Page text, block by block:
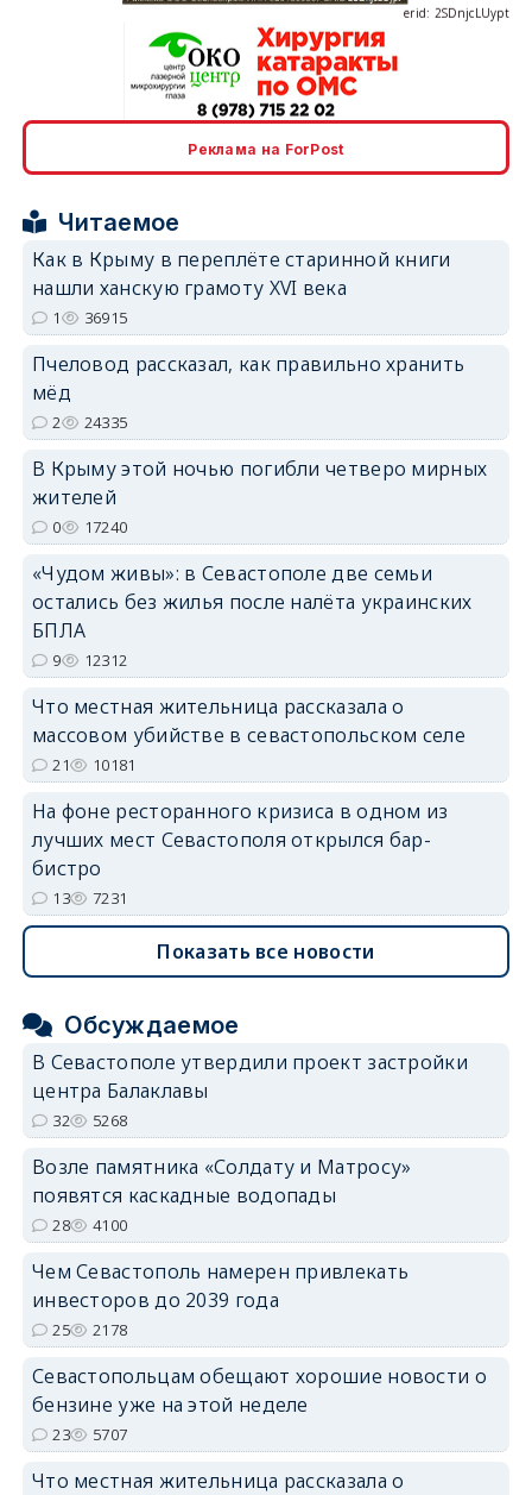
erid: 2SDnjdvhGXG
Реклама на ForPost
Читаемое
Как в Крыму в переплёте старинной книги
нашли ханскую грамоту XVI века
1 36915
Пчеловод рассказал, как правильно хранить
мёд
2 24335
В Крыму этой ночью погибли четверо мирных
жителей
0 17240
«Чудом живы»: в Севастополе две семьи
остались без жилья после налёта украинских
БПЛА
9 12312
Что местная жительница рассказала о
массовом убийстве в севастопольском селе
21 10181
На фоне ресторанного кризиса в одном из
лучших мест Севастополя открылся бар-
бистро
13 7231
Показать все новости
Обсуждаемое
В Севастополе утвердили проект застройки
центра Балаклавы
32 5268
Возле памятника «Солдату и Матросу»
появятся каскадные водопады
28 4100
Чем Севастополь намерен привлекать
инвесторов до 2039 года
25 2178
Севастопольцам обещают хорошие новости о
бензине уже на этой неделе
23 5707
Что местная жительница рассказала о